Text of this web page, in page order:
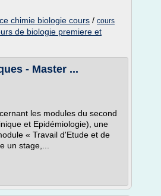
chimie biologie cours / cours
de biologie premiere et
- Master ...
les modules du second
et Epidémiologie), une
« Travail d'Etude et de
un stage,...